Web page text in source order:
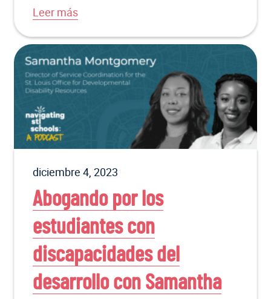
Leer más
diciembre 4, 2023
Abogando por los
estudiantes con
discapacidades del
desarrollo con Samantha